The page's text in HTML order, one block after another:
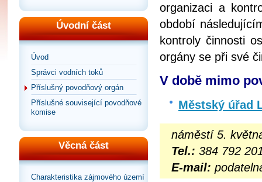
Úvodní část
Úvod
Správci vodních toků
Příslušný povodňový orgán
Příslušné související povodňové
komise
Věcná část
Charakteristika zájmového území
organizaci a
období
kontroly činnosti
orgány se při své
V době mimo
Městský úřad
náměstí 5.
Tel.: 384 792
E-mail: